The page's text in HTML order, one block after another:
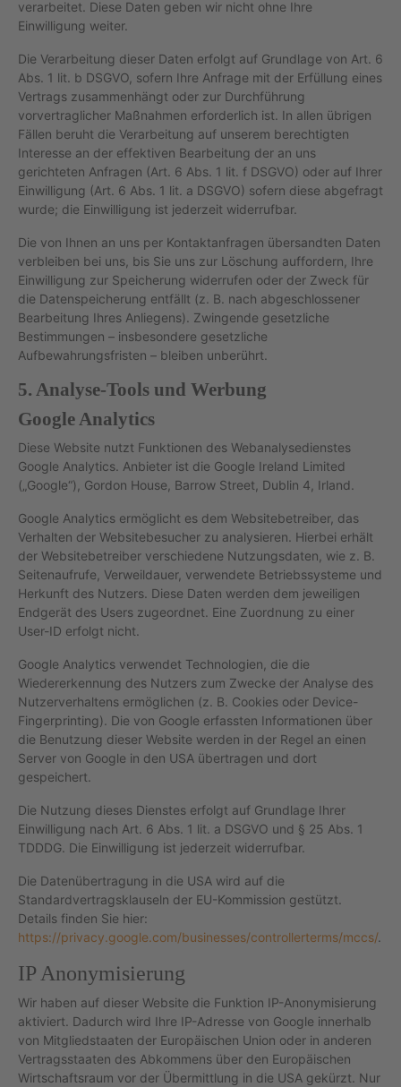
verarbeitet. Diese Daten geben wir nicht ohne Ihre
Einwilligung weiter.
Die Verarbeitung dieser Daten erfolgt auf Grundlage von Art. 6
Abs. 1 lit. b DSGVO, sofern Ihre Anfrage mit der Erfüllung eines
Vertrags zusammenhängt oder zur Durchführung
vorvertraglicher Maßnahmen erforderlich ist. In allen übrigen
Fällen beruht die Verarbeitung auf unserem berechtigten
Interesse an der effektiven Bearbeitung der an uns
gerichteten Anfragen (Art. 6 Abs. 1 lit. f DSGVO) oder auf Ihrer
Einwilligung (Art. 6 Abs. 1 lit. a DSGVO) sofern diese abgefragt
wurde; die Einwilligung ist jederzeit widerrufbar.
Die von Ihnen an uns per Kontaktanfragen übersandten Daten
verbleiben bei uns, bis Sie uns zur Löschung auffordern, Ihre
Einwilligung zur Speicherung widerrufen oder der Zweck für
die Datenspeicherung entfällt (z. B. nach abgeschlossener
Bearbeitung Ihres Anliegens). Zwingende gesetzliche
Bestimmungen – insbesondere gesetzliche
Aufbewahrungsfristen – bleiben unberührt.
5. Analyse-Tools und Werbung
Google Analytics
Diese Website nutzt Funktionen des Webanalysedienstes
Google Analytics. Anbieter ist die Google Ireland Limited
(„Google“), Gordon House, Barrow Street, Dublin 4, Irland.
Google Analytics ermöglicht es dem Websitebetreiber, das
Verhalten der Websitebesucher zu analysieren. Hierbei erhält
der Websitebetreiber verschiedene Nutzungsdaten, wie z. B.
Seitenaufrufe, Verweildauer, verwendete Betriebssysteme und
Herkunft des Nutzers. Diese Daten werden dem jeweiligen
Endgerät des Users zugeordnet. Eine Zuordnung zu einer
User-ID erfolgt nicht.
Google Analytics verwendet Technologien, die die
Wiedererkennung des Nutzers zum Zwecke der Analyse des
Nutzerverhaltens ermöglichen (z. B. Cookies oder Device-
Fingerprinting). Die von Google erfassten Informationen über
die Benutzung dieser Website werden in der Regel an einen
Server von Google in den USA übertragen und dort
gespeichert.
Die Nutzung dieses Dienstes erfolgt auf Grundlage Ihrer
Einwilligung nach Art. 6 Abs. 1 lit. a DSGVO und § 25 Abs. 1
TDDDG. Die Einwilligung ist jederzeit widerrufbar.
Die Datenübertragung in die USA wird auf die
Standardvertragsklauseln der EU-Kommission gestützt.
Details finden Sie hier:
https://privacy.google.com/businesses/controllerterms/mccs/.
IP Anonymisierung
Wir haben auf dieser Website die Funktion IP-Anonymisierung
aktiviert. Dadurch wird Ihre IP-Adresse von Google innerhalb
von Mitgliedstaaten der Europäischen Union oder in anderen
Vertragsstaaten des Abkommens über den Europäischen
Wirtschaftsraum vor der Übermittlung in die USA gekürzt. Nur